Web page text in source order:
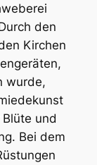
den
Kirchen
wurde,
und
Bei dem